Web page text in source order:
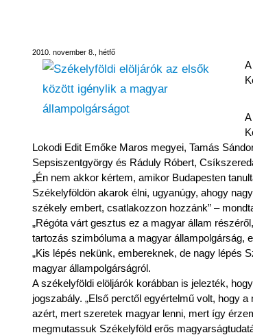
2010. november 8., hétfő
Lokodi Edit Emőke Maros megyei, Tamás
Sepsiszentgyörgy és Ráduly Róbert,
„Én nem akkor kértem, amikor Budapesten
Székelyföldön akarok élni, ugyanúgy, ahogy
székely embert, csatlakozzon hozzánk” –
„Régóta várt gesztus ez a magyar állam
tartozás szimbóluma a magyar állampolgárság,
„Kis lépés nekünk, embereknek, de nagy lépés
magyar állampolgárságról.
A székelyföldi elöljárók korábban is jelezték,
jogszabály. „Első perctől egyértelmű volt, hogy
azért, mert szeretek magyar lenni, mert így
megmutassuk Székelyföld erős